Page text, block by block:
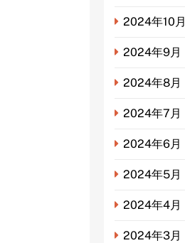
2024年10月
2024年9月
2024年8月
2024年7月
2024年6月
2024年5月
2024年4月
2024年3月